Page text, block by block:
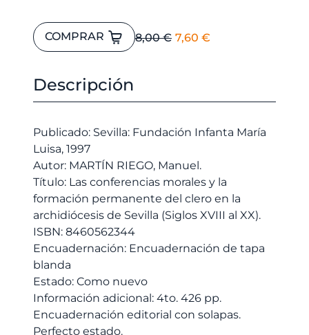
8,00€ El
7,60 €
Las
conferencias
y
permanente
del
clero
en
la
archidiócesis
de
Sevilla
(Siglos
XVIII
al
XX).
cantidad
COMPRAR
Descripción
Publicado: Sevilla: Fundación Infanta María
Luisa, 1997
Autor: MARTÍN RIEGO, Manuel.
Título: Las conferencias morales y la
formación permanente del clero en la
archidiócesis de Sevilla (Siglos XVIII al XX).
ISBN: 8460562344
Encuadernación: Encuadernación de tapa
blanda
Estado: Como nuevo
Información adicional: 4to. 426 pp.
Encuadernación editorial con solapas.